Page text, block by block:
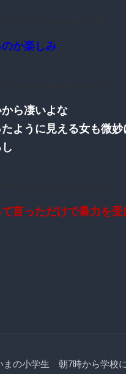
か楽しみ
ら凄いよな
ように見える女も微妙
て言っただけで暴力を
まの小学生 朝7時から学校